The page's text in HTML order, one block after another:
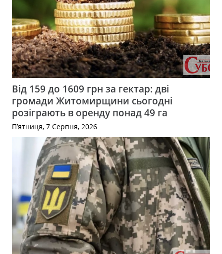
Від 159 до 1609 грн за гектар: дві
громади Житомирщини сьогодні
розіграють в оренду понад 49 га
П’ятниця, 7 Серпня, 2026